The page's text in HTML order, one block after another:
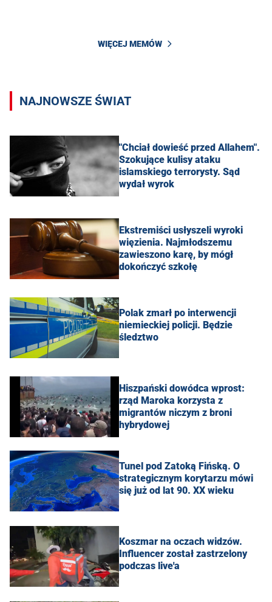
WIĘCEJ MEMÓW
NAJNOWSZE ŚWIAT
"Chciał dowieść przed Allahem".
Szokujące kulisy ataku
islamskiego terrorysty. Sąd
wydał wyrok
Ekstremiści usłyszeli wyroki
więzienia. Najmłodszemu
zawieszono karę, by mógł
dokończyć szkołę
Polak zmarł po interwencji
niemieckiej policji. Będzie
śledztwo
Hiszpański dowódca wprost:
rząd Maroka korzysta z
migrantów niczym z broni
hybrydowej
Tunel pod Zatoką Fińską. O
strategicznym korytarzu mówi
się już od lat 90. XX wieku
Koszmar na oczach widzów.
Influencer został zastrzelony
podczas live'a